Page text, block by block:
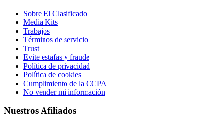
Sobre El Clasificado
Media Kits
Trabajos
Términos de servicio
Trust
Evite estafas y fraude
Política de privacidad
Política de cookies
Cumplimiento de la CCPA
No vender mi información
Nuestros Afiliados